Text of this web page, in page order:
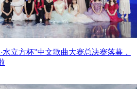
水立方杯”中文歌曲大赛总决赛落幕，